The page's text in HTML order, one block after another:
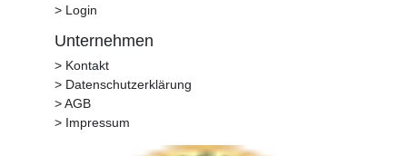
> Login
Unternehmen
> Kontakt
> Datenschutzerklärung
> AGB
> Impressum